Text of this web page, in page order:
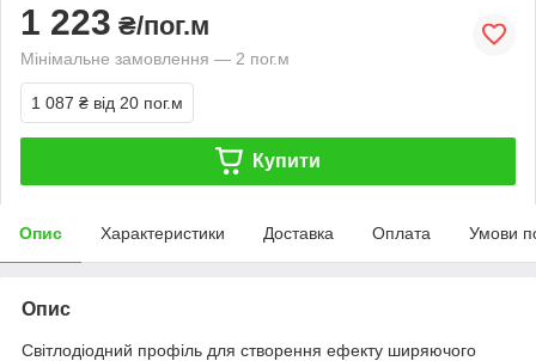
1 223 ₴/пог.м
Мінімальне замовлення — 2 пог.м
1 087 ₴ від 20 пог.м
Купити
Опис Характеристики Доставка Оплата Умови
Опис
Світлодіодний профіль для створення ефекту ширяючого